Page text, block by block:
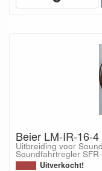
Beier LM-IR-16-
Uitbreiding voor
Soundfahrtregler
Uitverkocht!